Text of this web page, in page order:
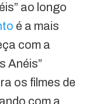
ao longo
é a mais
com a
Anéis”
os filmes de
com a